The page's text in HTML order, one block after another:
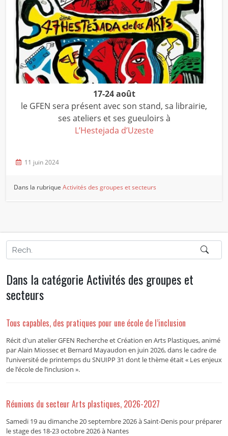
17-24 août
le GFEN sera présent avec son stand, sa librairie,
ses ateliers et ses gueuloirs à
L’Hestejada d’Uzeste
11 juin 2024
Dans la rubriqueActivités des groupes et secteurs
Dans la catégorie Activités des groupes et
secteurs
Tous capables, des pratiques pour une école de l’inclusion
Récit d'un atelier GFEN Recherche et Création en Arts Plastiques, animé
par Alain Miossec et Bernard Mayaudon en juin 2026, dans le cadre de
l’université de printemps du SNUIPP 31 dont le thème était « Les enjeux
de l’école de l’inclusion ».
Réunions du secteur Arts plastiques, 2026-2027
Samedi 19 au dimanche 20 septembre 2026 à Saint-Denis pour préparer
le stage des 18-23 octobre 2026 à Nantes